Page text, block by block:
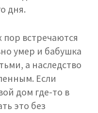
дня.
пор встречаются
умер и бабушка
а наследство
Если
дом где-то в
это без